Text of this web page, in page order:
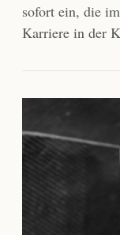
sofort ein, die
Karriere in der